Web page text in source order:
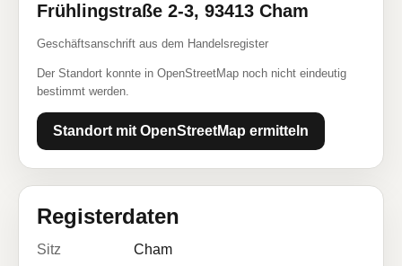
Frühlingstraße 2-3, 93413 Cham
Geschäftsanschrift aus dem Handelsregister
Der Standort konnte in OpenStreetMap noch nicht eindeutig
bestimmt werden.
Standort mit OpenStreetMap ermitteln
Registerdaten
Sitz
Cham